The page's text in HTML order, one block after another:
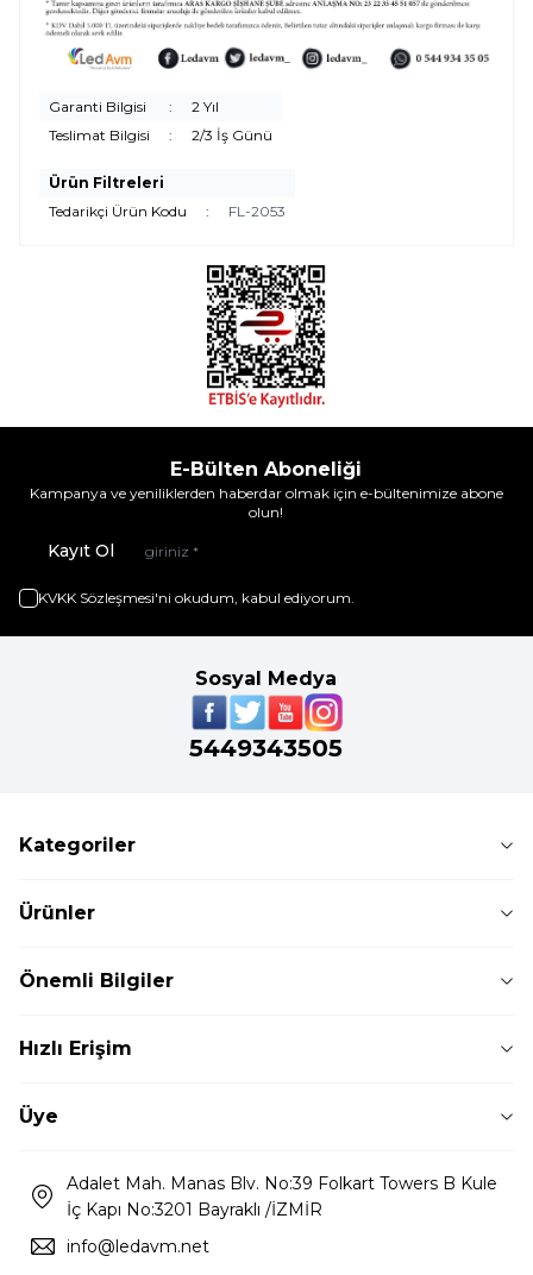
Garanti Bilgisi :
2 Yıl
Teslimat Bilgisi
: 2/3 İş Günü
Ürün Filtreleri
Tedarikçi Ürün Kodu
: FL-2053
E-Bülten Aboneliği
Kampanya ve yeniliklerden haberdar olmak için e-bültenimize abone
olun!
Kayıt Ol
KVKK Sözleşmesi'ni okudum, kabul ediyorum.
Sosyal Medya
5449343505
Kategoriler
Ürünler
Önemli Bilgiler
Hızlı Erişim
Üye
Adalet Mah. Manas Blv. No:39 Folkart Towers B Kule
İç Kapı No:3201 Bayraklı /İZMİR
info@ledavm.net